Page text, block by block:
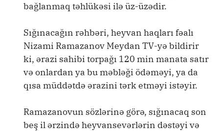
bağlanmaq təhlükəsi ilə üz-üzədir.
Sığınacağın rəhbəri, heyvan haqları fəalı
Nizami Ramazanov Meydan TV-yə bildirir
ki, ərazi sahibi torpağı 120 min manata satır
və onlardan ya bu məbləği ödəməyi, ya da
qısa müddətdə ərazini tərk etməyi istəyir.
Ramazanovun sözlərinə görə, sığınacaq son
beş il ərzində heyvansevərlərin dəstəyi və